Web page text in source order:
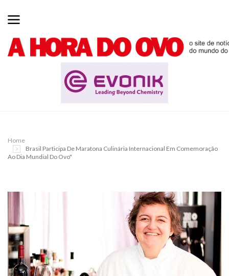
Home
Brasil Participa De Maratona Culinária Internacional Em Comemoração
Ao Dia Mundial Do Ovo"